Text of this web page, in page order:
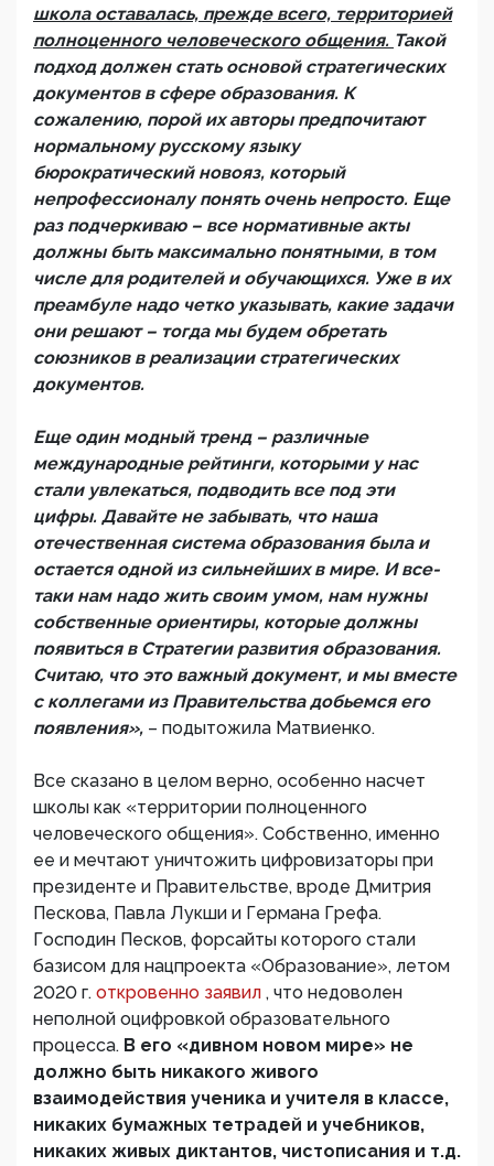
школа оставалась, прежде всего, территорией
полноценного человеческого общения. Такой
подход должен стать основой стратегических
документов в сфере образования. К
сожалению, порой их авторы предпочитают
нормальному русскому языку
бюрократический новояз, который
непрофессионалу понять очень непросто. Еще
раз подчеркиваю – все нормативные акты
должны быть максимально понятными, в том
числе для родителей и обучающихся. Уже в их
преамбуле надо четко указывать, какие задачи
они решают – тогда мы будем обретать
союзников в реализации стратегических
документов.
Еще один модный тренд – различные
международные рейтинги, которыми у нас
стали увлекаться, подводить все под эти
цифры. Давайте не забывать, что наша
отечественная система образования была и
остается одной из сильнейших в мире. И все-
таки нам надо жить своим умом, нам нужны
собственные ориентиры, которые должны
появиться в Стратегии развития образования.
Считаю, что это важный документ, и мы вместе
с коллегами из Правительства добьемся его
появления», – подытожила Матвиенко.
Все сказано в целом верно, особенно насчет
школы как «территории полноценного
человеческого общения». Собственно, именно
ее и мечтают уничтожить цифровизаторы при
президенте и Правительстве, вроде Дмитрия
Пескова, Павла Лукши и Германа Грефа.
Господин Песков, форсайты которого стали
базисом для нацпроекта «Образование», летом
2020 г. откровенно заявил , что недоволен
неполной оцифровкой образовательного
процесса. В его «дивном новом мире» не
должно быть никакого живого
взаимодействия ученика и учителя в классе,
никаких бумажных тетрадей и учебников,
никаких живых диктантов, чистописания и т.д.